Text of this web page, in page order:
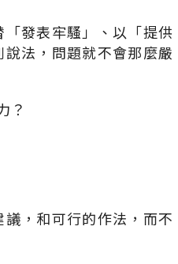
發表牢騷」、以「提供
法，問題就不會那麼嚴
？
，和可行的作法，而不